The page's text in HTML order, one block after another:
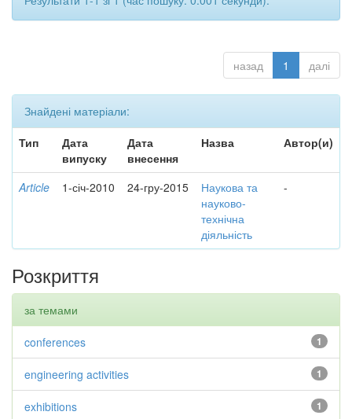
назад 1 далі
Знайдені матеріали:
Тип
Дата
випуску
Дата
внесення
Назва Автор(и)
Article 1-січ-2010 24-гру-2015
Наукова та
науково-
технічна
діяльність
-
Розкриття
за темами
1
conferences
1
engineering activities
1
exhibitions